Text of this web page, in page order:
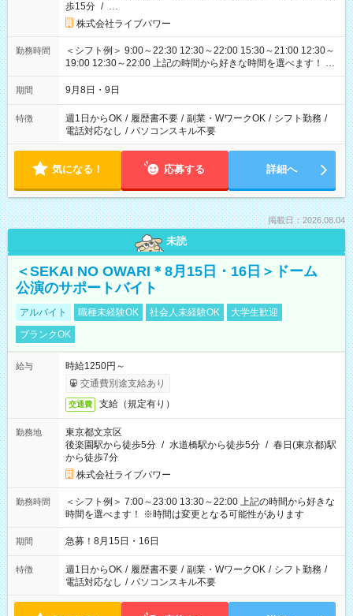
歩15分 / …
株式会社ライブパワー
勤務時間
＜シフト例＞ 9:00～22:30 12:30～22:00 15:30～21:00 12:30～
19:00 12:30～22:00 上記の時間から好きな時間を選べます！ ※
時間は変更となる可能性があります
期間 9月8日・9日
特徴 週1日からOK / 履歴書不要 / 副業・WワークOK / シフト勤務 /
電話対応なし / パソコンスキル不要
気になる！ 応募する 詳細へ
掲載日：2026.08.04
未読
＜SEKAI NO OWARI＊8月15日・16日＞ドーム
公演のサポートバイト
アルバイト 職種未経験OK 社会人未経験OK
大学生歓迎
ブランクOK
給与
時給1250円～
交通費別途支給あり
交通費 支給（規定有り）
勤務地
東京都文京区
後楽園駅から徒歩5分 / 水道橋駅から徒歩5分 / 春日(東京都)駅
から徒歩7分
株式会社ライブパワー
勤務時間
＜シフト例＞ 7:00～23:00 13:30～22:00 上記の時間から好きな
時間を選べます！ ※時間は変更となる可能性があります
期間 急募！8月15日・16日
特徴 週1日からOK / 履歴書不要 / 副業・WワークOK / シフト勤務 /
電話対応なし / パソコンスキル不要